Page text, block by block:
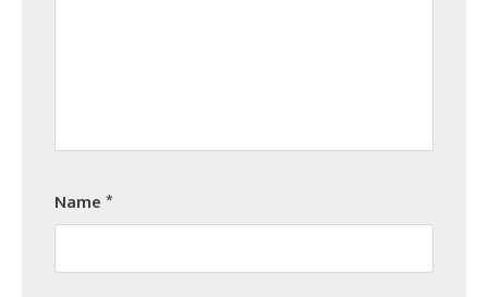
Name*